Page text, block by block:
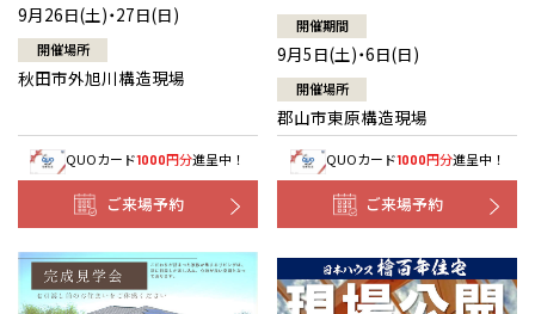
9月26日(土)・27日(日)
開催場所
秋田市外旭川構造現場
QUOカード1000円分進呈中！
ご来場予約
開催期間
9月5日(土)・6日(日)
開催場所
郡山市東原構造現場
QUOカード1000円分進呈中！
ご来場予約